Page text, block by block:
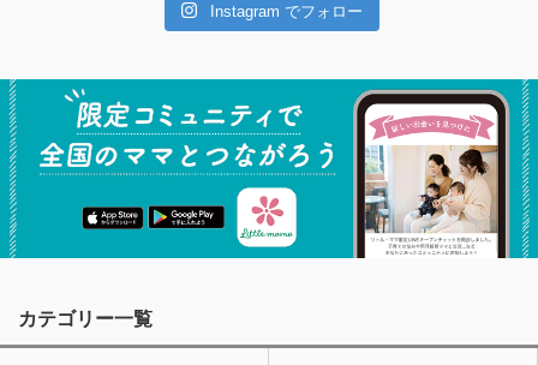
Instagram でフォロー
カテゴリー一覧